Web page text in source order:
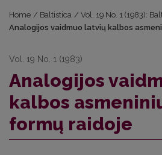
Home / Baltistica / Vol. 19 No. 1 (1983):
Analogijos vaidmuo latvių kalbos
Vol. 19 No. 1 (1983)
Analogijos
kalbos
formų raidoje